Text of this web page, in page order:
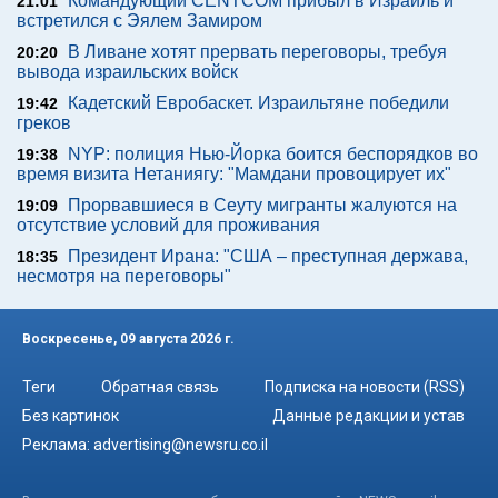
встретился с Эялем Замиром
20:20
В Ливане хотят прервать переговоры, требуя
вывода израильских войск
19:42
Кадетский Евробаскет. Израильтяне победили
греков
19:38
NYP: полиция Нью-Йорка боится беспорядков во
время визита Нетаниягу: "Мамдани провоцирует их"
19:09
Прорвавшиеся в Сеуту мигранты жалуются на
отсутствие условий для проживания
18:35
Президент Ирана: "США – преступная держава,
несмотря на переговоры"
Воскресенье, 09 августа 2026 г.
Теги Обратная связь
Подписка на новости (RSS)
Без картинок
Данные редакции и устав
Реклама: advertising@newsru.co.il